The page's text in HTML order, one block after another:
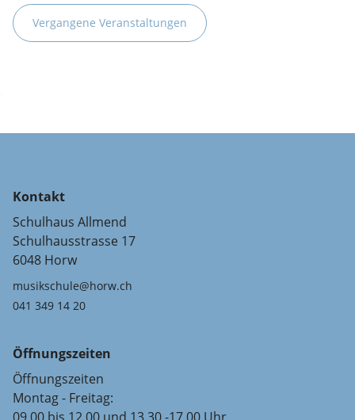
Vergangene Veranstaltungen
Kontakt
Schulhaus Allmend
Schulhausstrasse 17
6048 Horw
musikschule@horw.ch
041 349 14 20
Öffnungszeiten
Öffnungszeiten
Montag - Freitag:
09.00 bis 12.00 und 13.30 -17.00 Uhr